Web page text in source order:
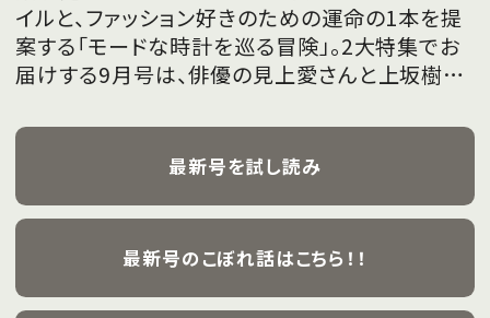
イルと、ファッション好きのための運命の1本を提
案する「モードな時計を巡る冒険」。2大特集でお
届けする9月号は、俳優の見上愛さんと上坂樹里
飾ります。
最新号を試し読み
最新号のこぼれ話はこちら！！